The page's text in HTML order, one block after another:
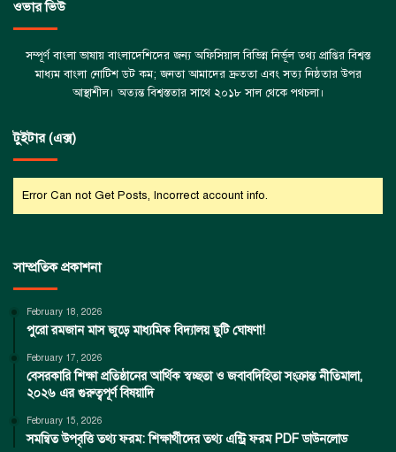
ওভার ভিউ
সম্পূর্ণ বাংলা ভাষায় বাংলাদেশিদের জন্য অফিসিয়াল বিভিন্ন নির্ভূল তথ্য প্রাপ্তির বিশ্বস্ত
মাধ্যম বাংলা নোটিশ ডট কম; জনতা আমাদের দ্রুততা এবং সত্য নিষ্ঠতার উপর
আস্থাশীল। অত্যন্ত বিশ্বস্ততার সাথে ২০১৮ সাল থেকে পথচলা।
টুইটার (এক্স)
Error Can not Get Posts, Incorrect account info.
সাম্প্রতিক প্রকাশনা
February 18, 2026
পুরো রমজান মাস জুড়ে মাধ্যমিক বিদ্যালয় ছুটি ঘোষণা!
February 17, 2026
বেসরকারি শিক্ষা প্রতিষ্ঠানের আর্থিক স্বচ্ছতা ও জবাবদিহিতা সংক্রান্ত নীতিমালা,
২০২৬ এর গুরুত্বপূর্ণ বিষয়াদি
February 15, 2026
সমন্বিত উপবৃত্তি তথ্য ফরম: শিক্ষার্থীদের তথ্য এন্ট্রি ফরম PDF ডাউনলোড